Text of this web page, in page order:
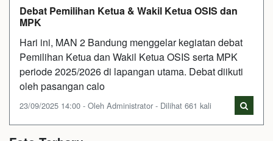
Debat Pemilihan Ketua & Wakil Ketua OSIS dan
MPK
Hari ini, MAN 2 Bandung menggelar kegiatan debat
Pemilihan Ketua dan Wakil Ketua OSIS serta MPK
periode 2025/2026 di lapangan utama. Debat diikuti
oleh pasangan calo
23/09/2025 14:00 - Oleh Administrator - Dilihat 661 kali